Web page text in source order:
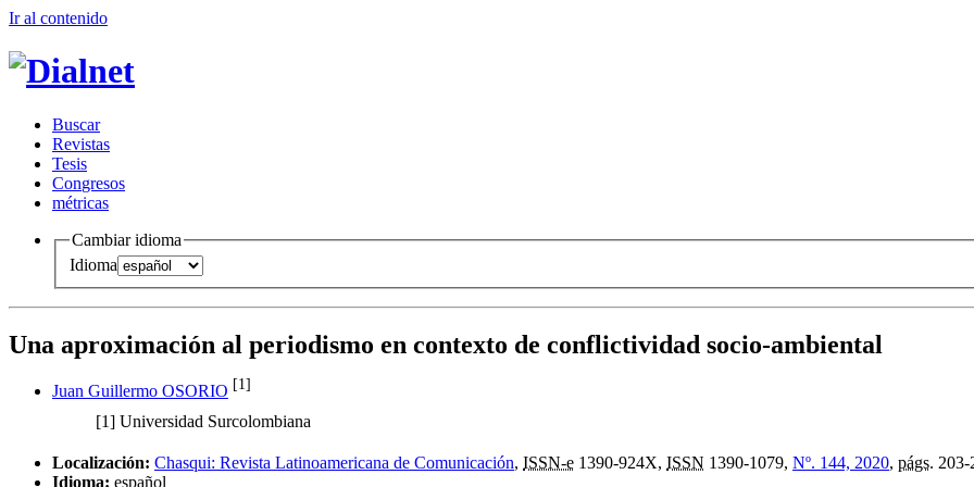
Ir al contenido
Buscar
Revistas
Tesis
Congresos
métricas
Cambiar idioma
Idioma
Una aproximación al periodismo en contexto de conflictividad socio-ambiental
Juan Guillermo OSORIO [1]
[1] Universidad Surcolombiana
Localización: Chasqui: Revista Latinoamericana de Comunicación, ISSN-e 1390-924X, ISSN 1390-1079, Nº. 144, 2020, págs. 203-
Idioma: español